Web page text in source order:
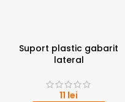
Suport plastic gabarit
lateral
11 lei